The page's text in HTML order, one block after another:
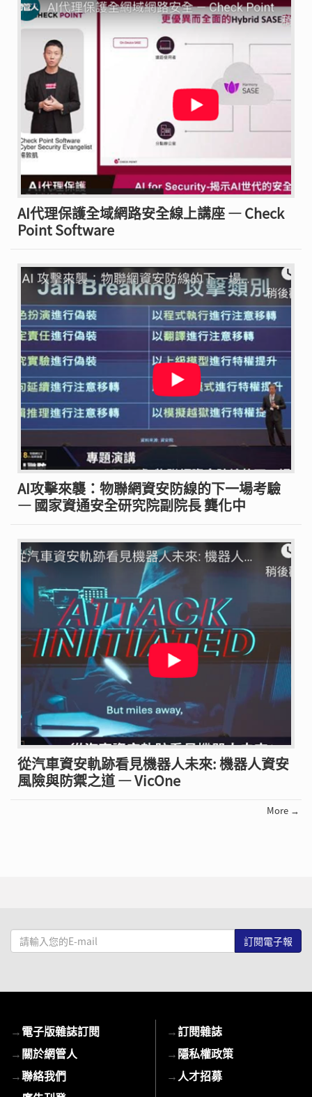
AI代理保護全域網路安全線上講座 — Check
Point Software
AI攻擊來襲：物聯網資安防線的下一場考驗
— 國家資通安全研究院副院長 龔化中
從汽車資安軌跡看見機器人未來: 機器人資安
風險與防禦之道 — VicOne
More →
請
輸
mail
→電子版雜誌訂閱
→關於網管人
→聯絡我們
→訂閱雜誌
→隱私權政策
→人才招募